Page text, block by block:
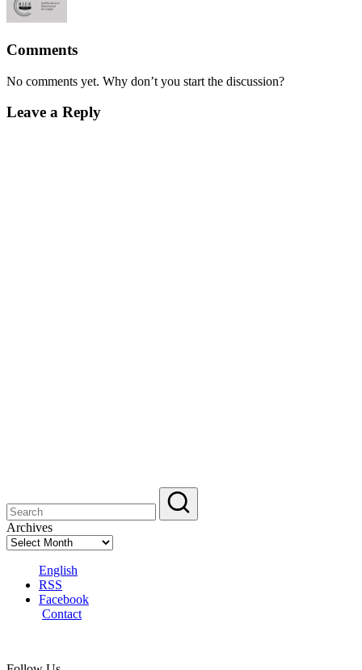
Comments
No comments yet. Why don’t you start the discussion?
Leave a Reply
Archives
English
RSS
Facebook
Contact